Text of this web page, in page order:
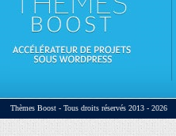
Thèmes Boost - Tous droits réservés 2013 - 2026